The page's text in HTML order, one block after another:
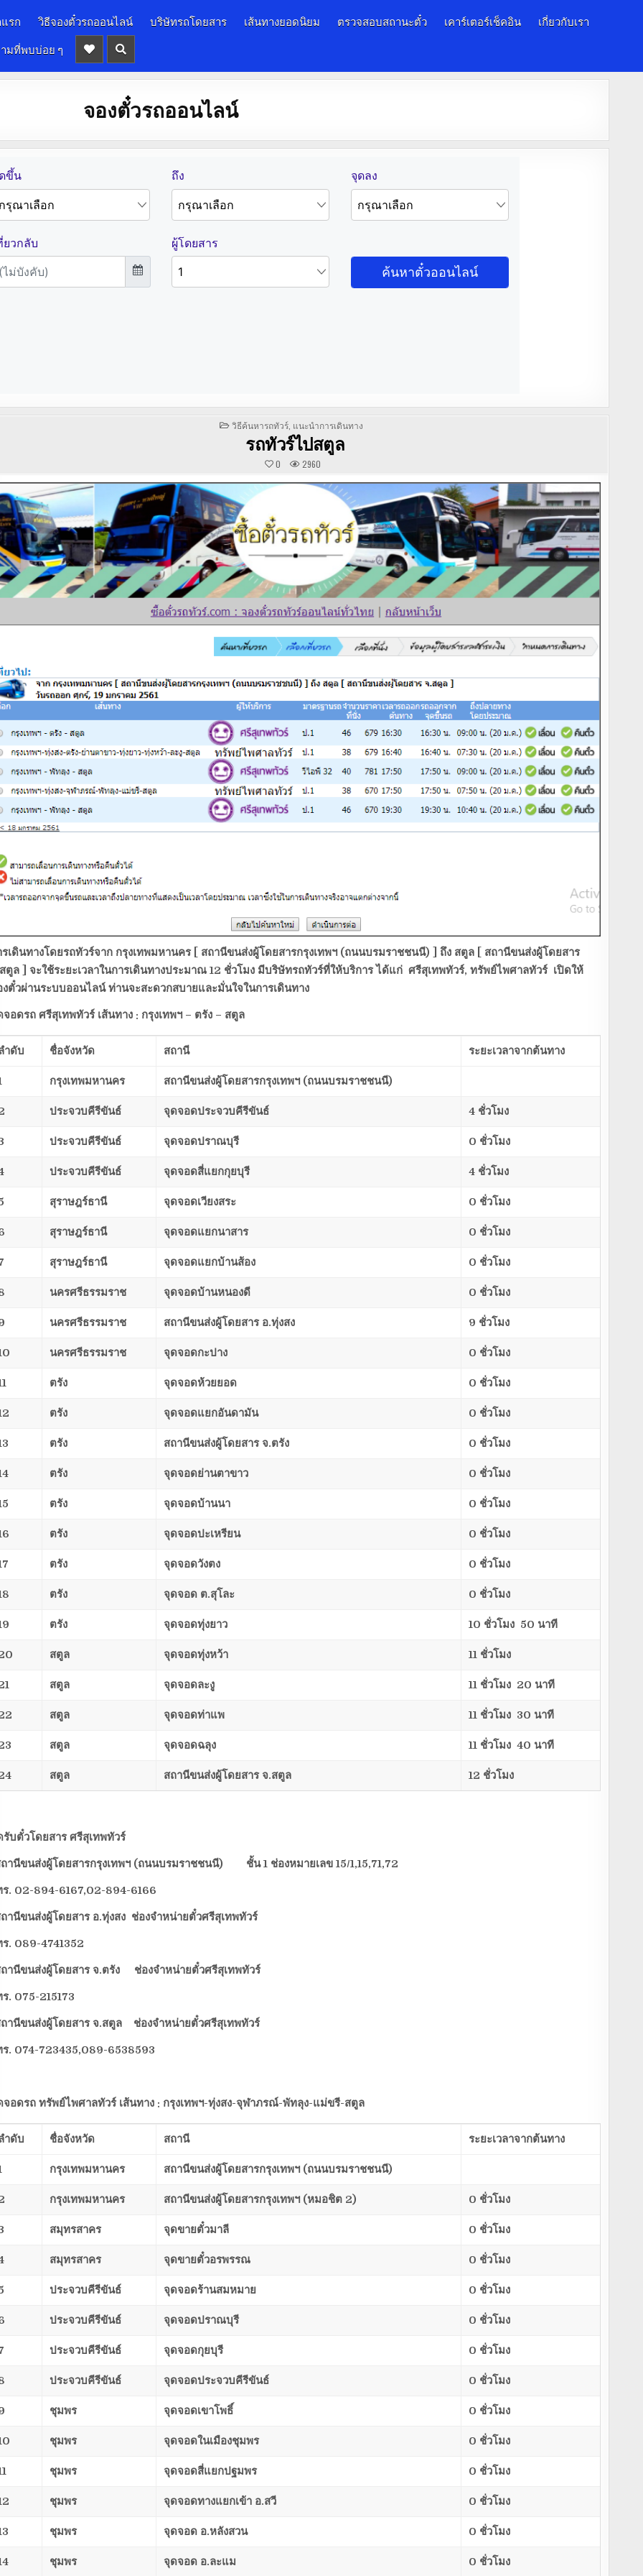
รก วิธีจองตั๋วรถออนไลน์ บริษัทรถโดยสาร เส้นทางยอดนิยม ตรวจสอบสถานะตั๋ว เคาร์เตอร์เช็คอิน
เกี่ยวกับเรา
มที่พบบ่อย ๆ
จองตั๋วรถออนไลน์
POSTED
IN
วิธีค้นหารถทัวร์ แนะนำการเดินทาง
รถทัวร์ไปสตูล
0 2960
รเดินทางโดยรถทัวร์จาก กรุงเทพมหานคร [ สถานีขนส่งผู้โดยสารกรุงเทพฯ (ถนนบรมราชชนนี) ] ถึง สตูล [ สถานีขนส่งผู้โดยสาร
ตูล ] จะใช้ระยะเวลาในการเดินทางประมาณ 12 ชั่วโมง มีบริษัทรถทัวร์ที่ให้บริการได้แก่ ศรีสุเทพทัวร์, ทรัพย์ไพศาลทัวร์ เปิดให้
งตั๋วผ่านระบบออนไลน์ ท่านจะสะดวกสบายและมั่นใจในการเดินทาง
จอดรถ ศรีสุเทพทัวร์ เส้นทาง : กรุงเทพฯ – ตรัง – สตูล
ำดับ ชื่อจังหวัด สถานี ระยะเวลาจากต้นทาง
กรุงเทพมหานคร สถานีขนส่งผู้โดยสารกรุงเทพฯ (ถนนบรมราชชนนี)
ประจวบคีรีขันธ์ จุดจอดประจวบคีรีขันธ์ 4 ชั่วโมง
ประจวบคีรีขันธ์ จุดจอดปราณบุรี 0 ชั่วโมง
ประจวบคีรีขันธ์ จุดจอดสี่แยกกุยบุรี 4 ชั่วโมง
สุราษฎร์ธานี จุดจอดเวียงสระ 0 ชั่วโมง
สุราษฎร์ธานี จุดจอดแยกนาสาร 0 ชั่วโมง
สุราษฎร์ธานี จุดจอดแยกบ้านส้อง 0 ชั่วโมง
นครศรีธรรมราช จุดจอดบ้านหนองดี 0 ชั่วโมง
นครศรีธรรมราช สถานีขนส่งผู้โดยสาร อ.ทุ่งสง 9 ชั่วโมง
นครศรีธรรมราช จุดจอดกะปาง 0 ชั่วโมง
ตรัง จุดจอดห้วยยอด 0 ชั่วโมง
ตรัง จุดจอดแยกอันดามัน 0 ชั่วโมง
ตรัง สถานีขนส่งผู้โดยสาร จ.ตรัง 0 ชั่วโมง
ตรัง จุดจอดย่านตาขาว 0 ชั่วโมง
ตรัง จุดจอดบ้านนา 0 ชั่วโมง
ตรัง จุดจอดปะเหรียน 0 ชั่วโมง
ตรัง จุดจอดวังตง 0 ชั่วโมง
ตรัง จุดจอด ต.สุโละ 0 ชั่วโมง
ตรัง จุดจอดทุ่งยาว 10 ชั่วโมง 50 นาที
สตูล จุดจอดทุ่งหว้า 11 ชั่วโมง
สตูล จุดจอดละงู 11 ชั่วโมง 20 นาที
สตูล จุดจอดท่าแพ 11 ชั่วโมง 30 นาที
สตูล จุดจอดฉลุง 11 ชั่วโมง 40 นาที
สตูล สถานีขนส่งผู้โดยสาร จ.สตูล 12 ชั่วโมง
รับตั๋วโดยสารศรีสุเทพทัวร์
านีขนส่งผู้โดยสารกรุงเทพฯ (ถนนบรมราชชนนี) ชั้น 1 ช่องหมายเลข 15/1,15,71,72
. 02-894-6167,02-894-6166
านีขนส่งผู้โดยสาร อ.ทุ่งสง ช่องจำหน่ายตั๋วศรีสุเทพทัวร์
. 089-4741352
านีขนส่งผู้โดยสาร จ.ตรัง ช่องจำหน่ายตั๋วศรีสุเทพทัวร์
. 075-215173
านีขนส่งผู้โดยสาร จ.สตูล ช่องจำหน่ายตั๋วศรีสุเทพทัวร์
. 074-723435,089-6538593
จอดรถ ทรัพย์ไพศาลทัวร์ เส้นทาง : กรุงเทพฯ-ทุ่งสง-จุฬาภรณ์-พัทลุง-แม่ขรี-สตูล
ำดับ ชื่อจังหวัด สถานี ระยะเวลาจากต้นทาง
กรุงเทพมหานคร สถานีขนส่งผู้โดยสารกรุงเทพฯ (ถนนบรมราชชนนี)
กรุงเทพมหานคร สถานีขนส่งผู้โดยสารกรุงเทพฯ (หมอชิต 2) 0 ชั่วโมง
สมุทรสาคร จุดขายตั๋วมาลี 0 ชั่วโมง
สมุทรสาคร จุดขายตั๋วอรพรรณ 0 ชั่วโมง
ประจวบคีรีขันธ์ จุดจอดร้านสมหมาย 0 ชั่วโมง
ประจวบคีรีขันธ์ จุดจอดปราณบุรี 0 ชั่วโมง
ประจวบคีรีขันธ์ จุดจอดกุยบุรี 0 ชั่วโมง
ประจวบคีรีขันธ์ จุดจอดประจวบคีรีขันธ์ 0 ชั่วโมง
ชุมพร จุดจอดเขาโพธิ์ 0 ชั่วโมง
ชุมพร จุดจอดในเมืองชุมพร 0 ชั่วโมง
ชุมพร จุดจอดสี่แยกปฐมพร 0 ชั่วโมง
ชุมพร จุดจอดทางแยกเข้า อ.สวี 0 ชั่วโมง
ชุมพร จุดจอด อ.หลังสวน 0 ชั่วโมง
ชุมพร จุดจอด อ.ละแม 0 ชั่วโมง